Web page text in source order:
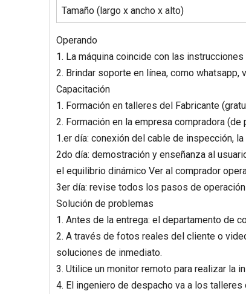
Tamaño (largo x ancho x alto)
Operando
1. La máquina coincide con las
2. Brindar soporte en línea, como
Capacitación
1. Formación en talleres del Fabricante
2. Formación en la empresa compradora
1.er día: conexión del cable de inspección,
2do día: demostración y enseñanza al
el equilibrio dinámico Ver al comprador
3er día: revise todos los pasos de
Solución de problemas
1. Antes de la entrega: el departamento de
2. A través de fotos reales del cliente o
soluciones de inmediato.
3. Utilice un monitor remoto para realizar la
4. El ingeniero de despacho va a los